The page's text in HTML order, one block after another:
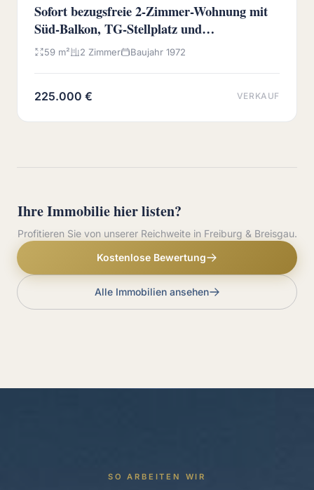
Sofort bezugsfreie 2-Zimmer-Wohnung mit
Süd-Balkon, TG-Stellplatz und
Wochenmarkt vor der Haustür
59 m² 2 Zimmer Baujahr 1972
225.000 € VERKAUF
Ihre Immobilie hier listen?
Profitieren Sie von unserer Reichweite in Freiburg & Breisgau.
Kostenlose Bewertung
Alle Immobilien ansehen
SO ARBEITEN WIR